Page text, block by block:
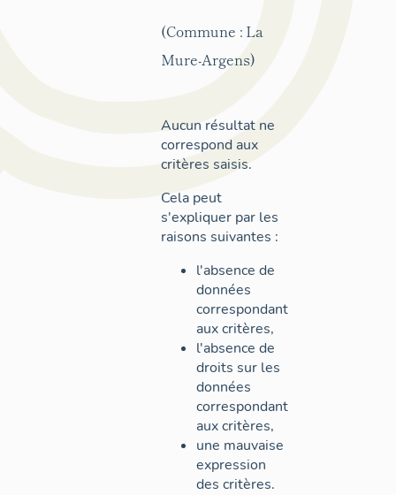
(Commune : La
Mure-Argens)
Aucun résultat ne
correspond aux
critères saisis.
Cela peut
s'expliquer par les
raisons suivantes :
l'absence de
données
correspondant
aux critères,
l'absence de
droits sur les
données
correspondant
aux critères,
une mauvaise
expression
des critères.